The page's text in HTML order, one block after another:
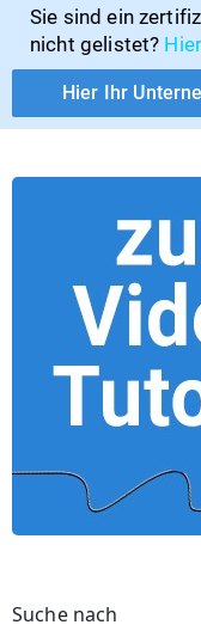
Sie sind ein
nicht gelistet? Hier
Hier Ihr
Suche nach